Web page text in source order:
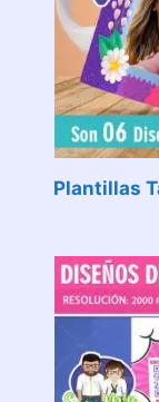
Plantillas